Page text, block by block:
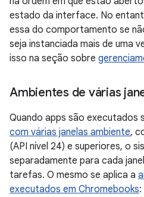
estado da interface. No
essa do comportamento se
seja instanciada mais de uma
isso na seção sobre
Ambientes de várias
Quando apps são executados
com várias janelas ambiente,
(API nível 24) e superiores, o
separadamente para cada
tarefas. O mesmo se aplica a
executados em Chromebooks